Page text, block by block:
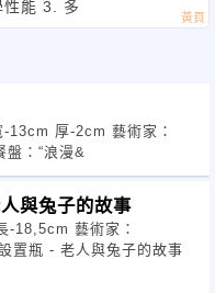
性能 3. 多
厚-2cm 藝術家：
魚類餐盤：“浪漫&
與兔子的故事
藝術家：
A. 香料設置瓶 - 老人與兔子的故事